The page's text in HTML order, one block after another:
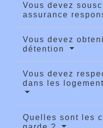
Vous devez
assurance
Vous devez
détention
Vous devez
dans les
Quelles sont les